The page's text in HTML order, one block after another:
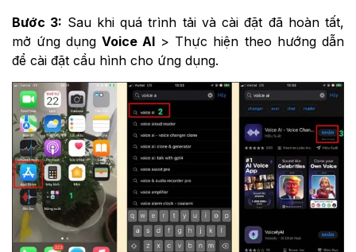
Bước 3: Sau khi quá trình tải và cài đặt đã hoàn tất,
mở ứng dụng Voice AI> Thực hiện theo hướng dẫn
để cài đặt cầu hình cho ứng dụng.